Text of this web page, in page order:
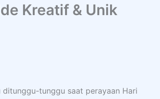
Kreatif & Unik
tunggu saat perayaan Hari